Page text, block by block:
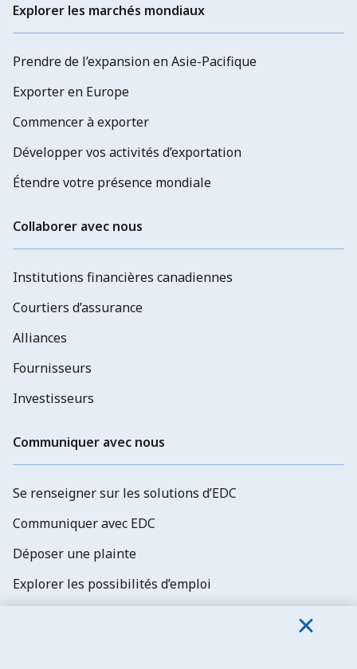
Explorer les marchés mondiaux
Prendre de l’expansion en Asie-Pacifique
Exporter en Europe
Commencer à exporter
Développer vos activités d’exportation
Étendre votre présence mondiale
Collaborer avec nous
Institutions financières canadiennes
Courtiers d’assurance
Alliances
Fournisseurs
Investisseurs
Communiquer avec nous
Se renseigner sur les solutions d’EDC
Communiquer avec EDC
Déposer une plainte
Explorer les possibilités d’emploi